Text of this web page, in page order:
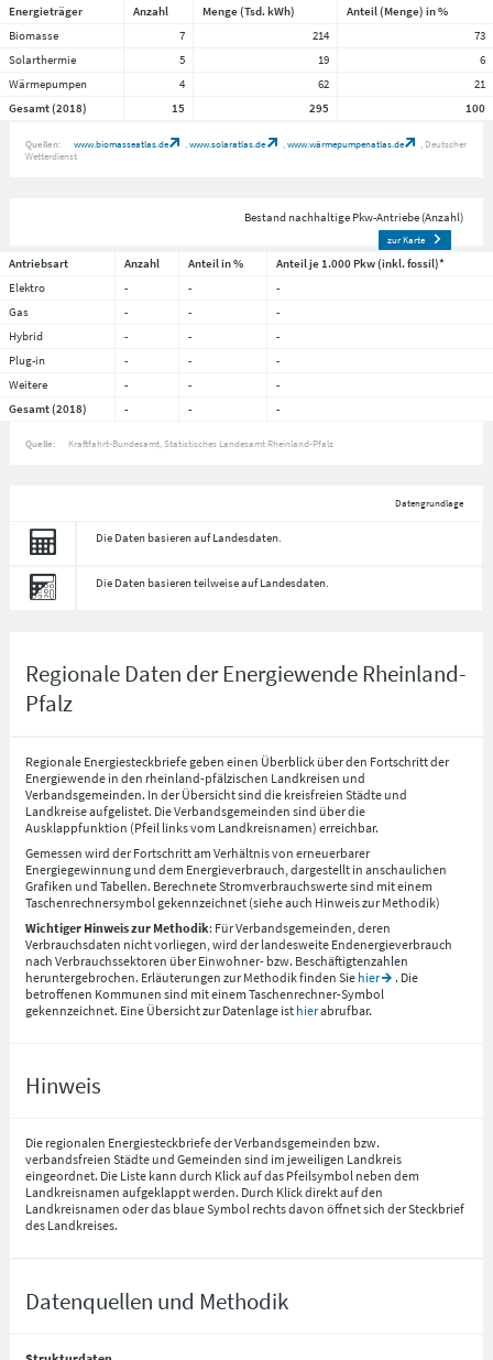
Energieträger Anzahl Menge (Tsd. kWh)
Anteil (Menge) in %
Biomasse
7 214
73
Solarthermie
5 19
6
Wärmepumpen
4 62
21
Gesamt (2018)
15 295 100
Quellen: www.biomasseatlas.de www.solaratlas.de www.wärmepumpenatlas.de
Deutscher
Wetterdienst
Bestand nachhaltige Pkw-Antriebe (Anzahl)
zur Karte
Antriebsart Anzahl Anteil in %
Anteil je 1.000 Pkw (inkl. fossil)*
Elektro
- -
-
Gas
- -
-
Hybrid
- -
-
Plug-in
- -
-
Weitere
- -
-
Gesamt (2018)
- - -
Quelle: Kraftfahrt-Bundesamt, Statistisches Landesamt Rheinland-Pfalz
Datengrundlage
Die Daten basieren auf Landesdaten.
Die Daten basieren teilweise auf Landesdaten.
Regionale Daten der Energiewende Rheinland-
Pfalz
Regionale Energiesteckbriefe geben einen Überblick über den Fortschritt der
Energiewende in den rheinland-pfälzischen Landkreisen und
Verbandsgemeinden. In der Übersicht sind die kreisfreien Städte und
Landkreise aufgelistet. Die Verbandsgemeinden sind über die
Ausklappfunktion (Pfeil links vom Landkreisnamen) erreichbar.
Gemessen wird der Fortschritt am Verhältnis von erneuerbarer
Energiegewinnung und dem Energieverbrauch, dargestellt in anschaulichen
Grafiken und Tabellen. Berechnete Stromverbrauchswerte sind mit einem
Taschenrechnersymbol gekennzeichnet (siehe auch Hinweis zur Methodik)
Wichtiger Hinweis zur Methodik: Für Verbandsgemeinden, deren
Verbrauchsdaten nicht vorliegen, wird der landesweite Endenergieverbrauch
nach Verbrauchssektoren über Einwohner- bzw. Beschäftigtenzahlen
heruntergebrochen. Erläuterungen zur Methodik finden Sie hier
. Die
betroffenen Kommunen sind mit einem Taschenrechner-Symbol
gekennzeichnet. Eine Übersicht zur Datenlage ist hierabrufbar.
Hinweis
Die regionalen Energiesteckbriefe der Verbandsgemeinden bzw.
verbandsfreien Städte und Gemeinden sind im jeweiligen Landkreis
eingeordnet. Die Liste kann durch Klick auf das Pfeilsymbol neben dem
Landkreisnamen aufgeklappt werden. Durch Klick direkt auf den
Landkreisnamen oder das blaue Symbol rechts davon öffnet sich der Steckbrief
des Landkreises.
Datenquellen und Methodik